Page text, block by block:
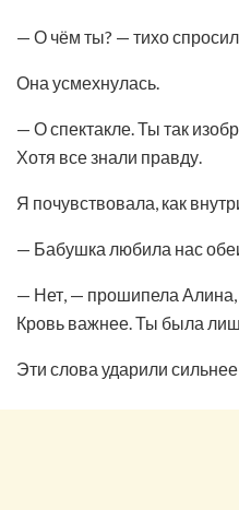
— О чём ты? — тихо
Она усмехнулась.
— О спектакле. Ты так
Хотя все знали правду.
Я почувствовала, как
— Бабушка любила нас
— Нет, — прошипела
Кровь важнее. Ты была
Эти слова ударили